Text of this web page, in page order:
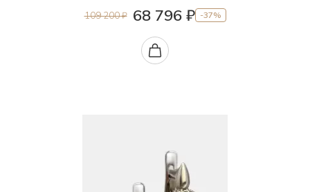
109 200 ₽ 68 796 ₽ -37%